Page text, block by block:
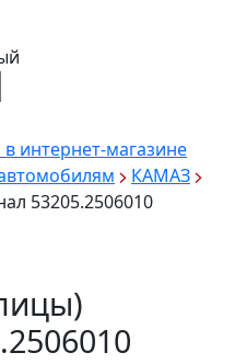
интернет-магазине
КАМАЗ
53205.2506010